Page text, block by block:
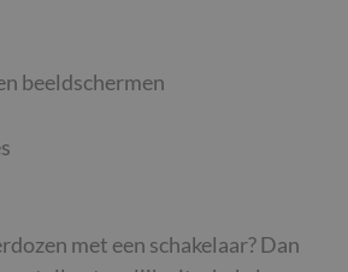
beeldschermen
met een schakelaar? Dan